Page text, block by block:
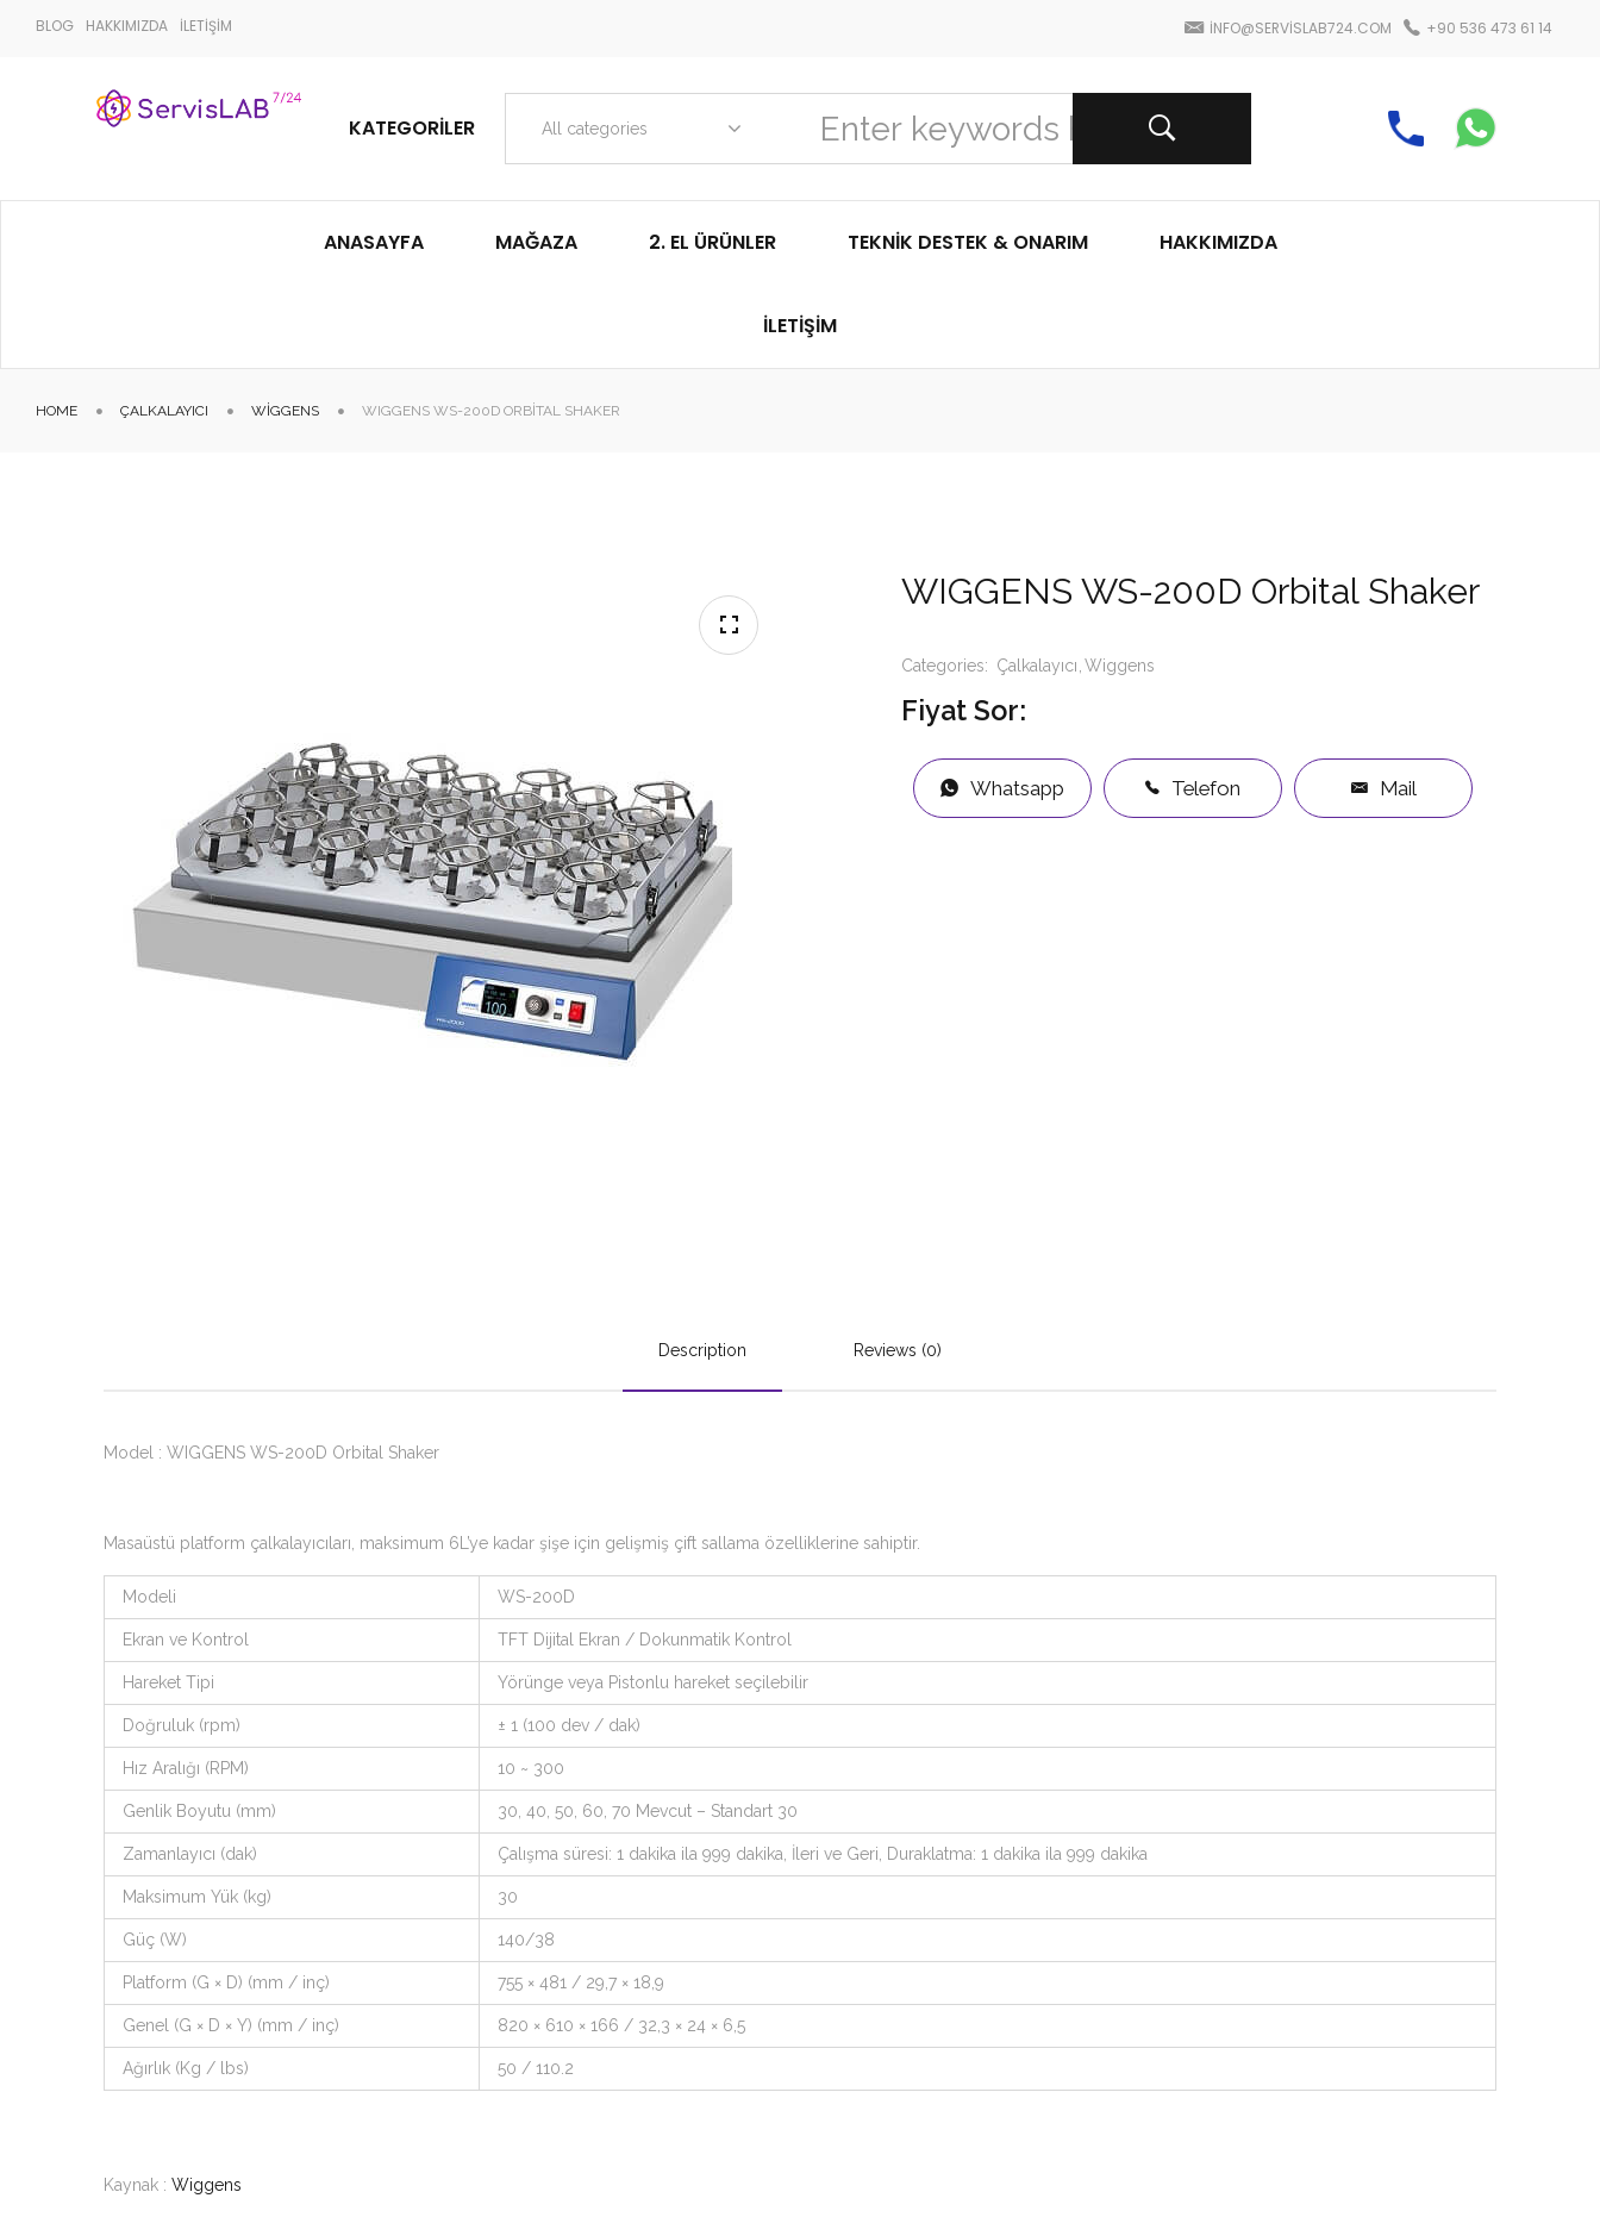
BLOG HAKKIMIZDA İLETİŞİM INFO@SERVISLAB724.COM +90 536 473 61 14
KATEGORILER All categories
ANASAYFA MAĞAZA 2. EL ÜRÜNLER TEKNIK DESTEK & ONARIM HAKKIMIZDA
İLETIŞIM
HOME ÇALKALAYICI WIGGENS WIGGENS WS-200D ORBITAL SHAKER
WIGGENS WS-200D Orbital Shaker
Categories: Çalkalayıcı Wiggens
Fiyat Sor:
Whatsapp Telefon Mail
Description Reviews (0)
Model : WIGGENS WS-200D Orbital Shaker
Masaüstü platform çalkalayıcıları, maksimum 6L’ye kadar şişe için gelişmiş çift sallama özelliklerine sahiptir.
Modeli WS-200D
Ekran ve Kontrol TFT Dijital Ekran / Dokunmatik Kontrol
Hareket Tipi Yörünge veya Pistonlu hareket seçilebilir
Doğruluk (rpm) ± 1 (100 dev / dak)
Hız Aralığı (RPM) 10 ~ 300
Genlik Boyutu (mm) 30, 40, 50, 60, 70 Mevcut – Standart 30
Zamanlayıcı (dak) Çalışma süresi: 1 dakika ila 999 dakika, İleri ve Geri, Duraklatma: 1 dakika ila 999 dakika
Maksimum Yük (kg) 30
Güç (W) 140/38
Platform (G × D) (mm / inç) 755 × 481 / 29,7 × 18,9
Genel (G × D × Y) (mm / inç) 820 × 610 × 166 / 32,3 × 24 × 6,5
Ağırlık (Kg / lbs) 50 / 110.2
Kaynak : Wiggens